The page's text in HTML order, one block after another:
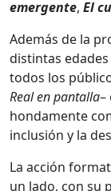
emergente, El
Además de la
distintas
todos los
Real en pantalla–
hondamente
inclusión y la
La acción
un lado, con su